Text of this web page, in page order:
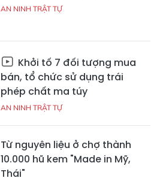
AN NINH TRẬT TỰ
Khởi tố 7 đối tượng mua
bán, tổ chức sử dụng trái
phép chất ma túy
AN NINH TRẬT TỰ
Từ nguyên liệu ở chợ thành
10.000 hũ kem "Made in Mỹ,
Thái"